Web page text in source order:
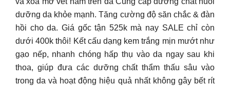
dưỡng da khỏe mạnh. Tăng cường độ săn chắc & đàn
hồi cho da. Giá gốc tận 525k mà nay SALE chỉ còn
dưới 400k thôi! Kết cấu dạng kem trắng mịn mướt như
gạo nếp, nhanh chóng hấp thụ vào da ngay sau khi
thoa, giúp đưa các dưỡng chất thẩm thấu sâu vào
trong da và hoạt động hiệu quả nhất không gây bết rít